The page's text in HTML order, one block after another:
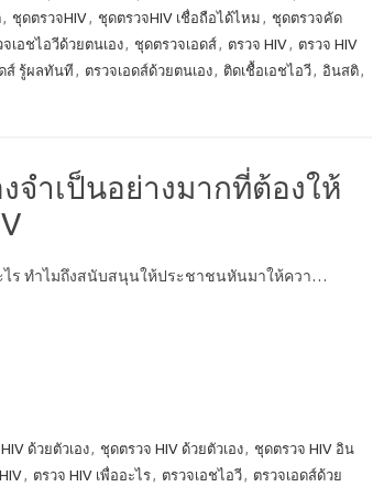
, ชุดตรวจHIV, ชุดตรวจHIV เชื่อถือได้ไหม , ชุดตรวจคัด
เอชไอวีด้วยตนเอง, ชุดตรวจเอดส์, ตรวจ HIV, ตรวจ HIV
ส์ รู้ผลทันที , ตรวจเอดส์ด้วยตนเอง, ติดเชื้อเอชไอวี, อินสติ,
งจำเป็นอย่างมากที่ต้องให้
ะไร ทำไมถึงสนับสนุนให้ประชาชนหันมาให้ควา…
ด้วยตัวเอง, ชุดตรวจ HIV ด้วยตัวเอง, ชุดตรวจ HIV อิน
, ตรวจ HIV เพื่ออะไร, ตรวจเอชไอวี, ตรวจเอดส์ด้วย